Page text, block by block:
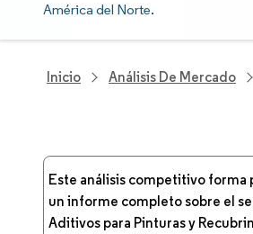
América del Norte.
Inicio Análisis De Mercado
Este análisis competitivo forma
un informe completo sobre el
Aditivos para Pinturas y